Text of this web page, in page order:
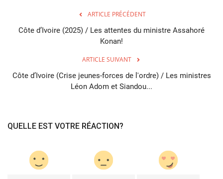
ARTICLE PRÉCÉDENT
Côte d’Ivoire (2025) / Les attentes du ministre Assahoré
Konan!
ARTICLE SUIVANT
Côte d’Ivoire (Crise jeunes-forces de l'ordre) / Les ministres
Léon Adom et Siandou...
QUELLE EST VOTRE RÉACTION?